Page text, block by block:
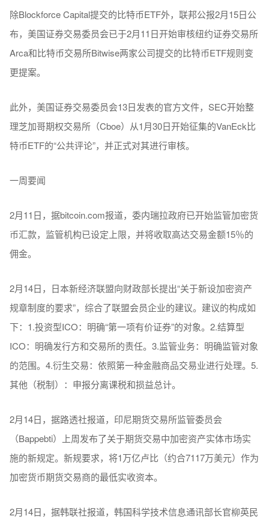
除Blockforce Capital提交的比特币ETF外，联邦公报2月15日公
布，美国证券交易委员会已于2月11日开始审核纽约证券交易所
Arca和比特币交易所Bitwise两家公司提交的比特币ETF规则变
更提案。
此外，美国证券交易委员会13日发表的官方文件，SEC开始整
理芝加哥期权交易所（Cboe）从1月30日开始征集的VanEck比
特币ETF的“公共评论”，并正式对其进行审核。
一周要闻
2月11日，据bitcoin.com报道，委内瑞拉政府已开始监管加密货
币汇款，监管机构已设定上限，并将收取高达交易金额15％的
佣金。
2月14日，日本新经济联盟向财政部长提出“关于新设加密资产
规章制度的要求”，综合了联盟会员企业的建议。建议的构成如
下：1.投资型ICO：明确“第一项有价证券”的对象。2.结算型
ICO：明确发行方和交易所的责任。3.监管业务：明确监管对象
的范围。4.衍生交易：依照第一种金融商品交易业进行处理。5.
其他（税制）：申报分离课税和损益总计。
2月14日，据路透社报道，印尼期货交易所监管委员会
（Bappebti）上周发布了关于期货交易中加密资产实体市场实
施的新规定。新规要求，将1万亿卢比（约合7117万美元）作为
加密货币期货交易商的最低实收资本。
2月14日，据韩联社报道，韩国科学技术信息通讯部长官柳英民